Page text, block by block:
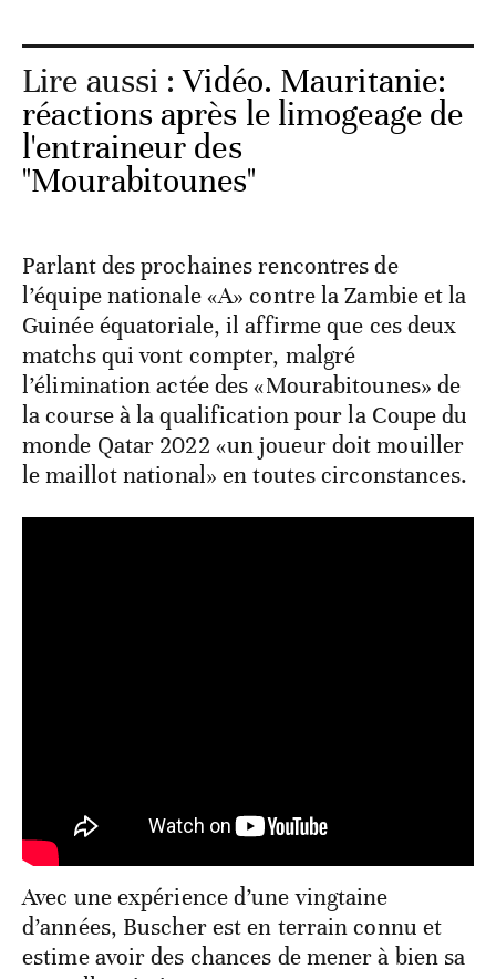
Lire aussi :Vidéo. Mauritanie:
réactions après le limogeage de
l'entraineur des
"Mourabitounes"
Parlant des prochaines rencontres de
l’équipe nationale «A» contre la Zambie et la
Guinée équatoriale, il affirme que ces deux
matchs qui vont compter, malgré
l’élimination actée des «Mourabitounes» de
la course à la qualification pour la Coupe du
monde Qatar 2022 «un joueur doit mouiller
le maillot national» en toutes circonstances.
Avec une expérience d’une vingtaine
d’années, Buscher est en terrain connu et
estime avoir des chances de mener à bien sa